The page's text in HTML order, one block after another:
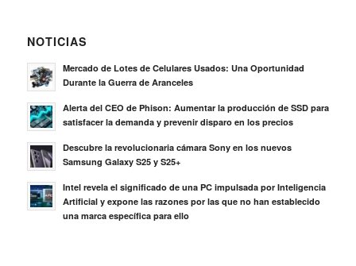
NOTICIAS
Mercado de Lotes de Celulares Usados: Una Oportunidad
Durante la Guerra de Aranceles
Alerta del CEO de Phison: Aumentar la producción de SSD para
satisfacer la demanda y prevenir disparo en los precios
Descubre la revolucionaria cámara Sony en los nuevos
Samsung Galaxy S25 y S25+
Intel revela el significado de una PC impulsada por Inteligencia
Artificial y expone las razones por las que no han establecido
una marca específica para ello